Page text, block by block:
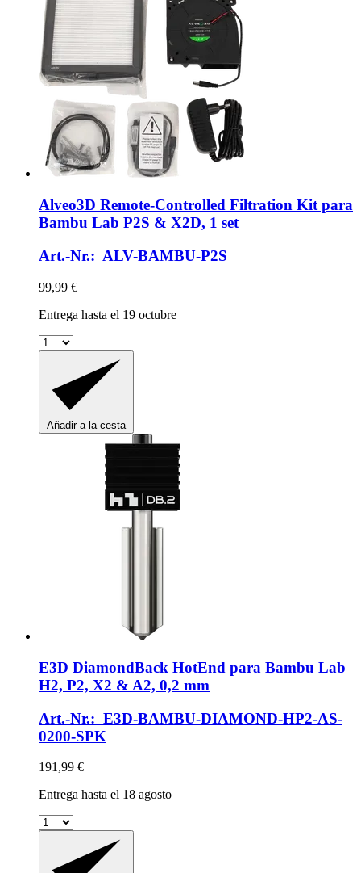
Alveo3D Remote-​Controlled Filtration Kit para
Bambu Lab P2S & X2D, 1 set
Art.-Nr.: ALV-BAMBU-P2S
99,99 €
Entrega hasta el 19 octubre
Añadir a la cesta
E3D DiamondBack HotEnd para Bambu Lab
H2, P2, X2 & A2, 0,2 mm
Art.-Nr.: E3D-BAMBU-DIAMOND-HP2-AS-
0200-SPK
191,99 €
Entrega hasta el 18 agosto